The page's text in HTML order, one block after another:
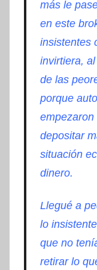
más le
en este
insistentes
invirtiera,
de las
porque
depositar
situación
dinero.
Llegué a
lo
que no
retirar lo